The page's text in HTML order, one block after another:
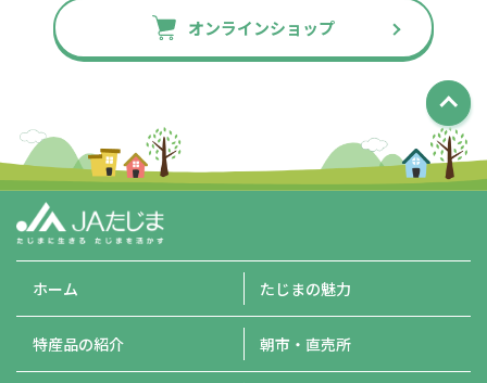
オンラインショップ
ホーム たじまの魅力
特産品の紹介 朝市・直売所